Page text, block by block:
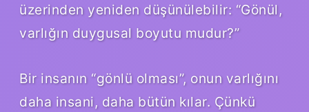
üzerinden yeniden düşünülebilir: “Gönül,
varlığın duygusal boyutu mudur?”
Bir insanın “gönlü olması”, onun varlığını
daha insani, daha bütün kılar. Çünkü